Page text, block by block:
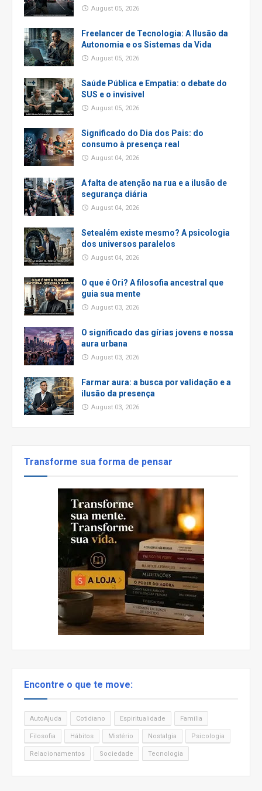
August 05, 2026
Freelancer de Tecnologia: A Ilusão da
Autonomia e os Sistemas da Vida
August 05, 2026
Saúde Pública e Empatia: o debate do
SUS e o invisivel
August 05, 2026
Significado do Dia dos Pais: do
consumo à presença real
August 04, 2026
A falta de atenção na rua e a ilusão de
segurança diária
August 04, 2026
Setealém existe mesmo? A psicologia
dos universos paralelos
August 04, 2026
O que é Ori? A filosofia ancestral que
guia sua mente
August 03, 2026
O significado das gírias jovens e nossa
aura urbana
August 03, 2026
Farmar aura: a busca por validação e a
ilusão da presença
August 03, 2026
Transforme sua forma de pensar
Encontre o que te move:
AutoAjuda Cotidiano Espiritualidade Família
Filosofia Hábitos Mistério Nostalgia Psicologia
Relacionamentos Sociedade Tecnologia